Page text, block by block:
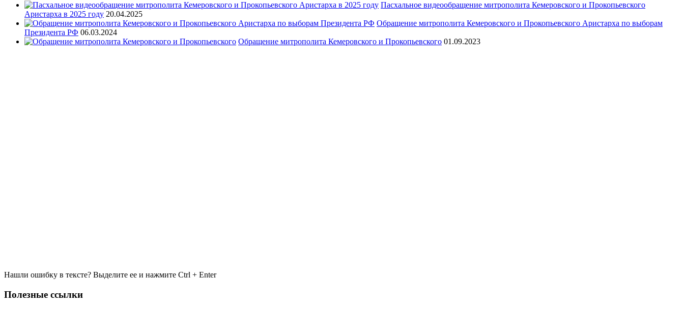
Пасхальное видеообращение митрополита Кемеровского и Прокопьевского
Аристарха в 2025 году 20.04.2025
Обращение митрополита Кемеровского и Прокопьевского Аристарха по выборам
Президента РФ 06.03.2024
Обращение митрополита Кемеровского и Прокопьевского 01.09.2023
Нашли ошибку в тексте? Выделите ее и нажмите Ctrl + Enter
Полезные ссылки